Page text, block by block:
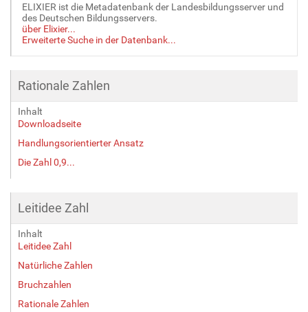
ß
…
ELIXIER ist die Metadatenbank der Landesbildungsserver und
des Deutschen Bildungsservers.
über Elixier...
Erweiterte Suche in der Datenbank...
Rationale Zahlen
Inhalt
Downloadseite
Handlungsorientierter Ansatz
Die Zahl 0,9...
Leitidee Zahl
Inhalt
Leitidee Zahl
Natürliche Zahlen
Bruchzahlen
Rationale Zahlen